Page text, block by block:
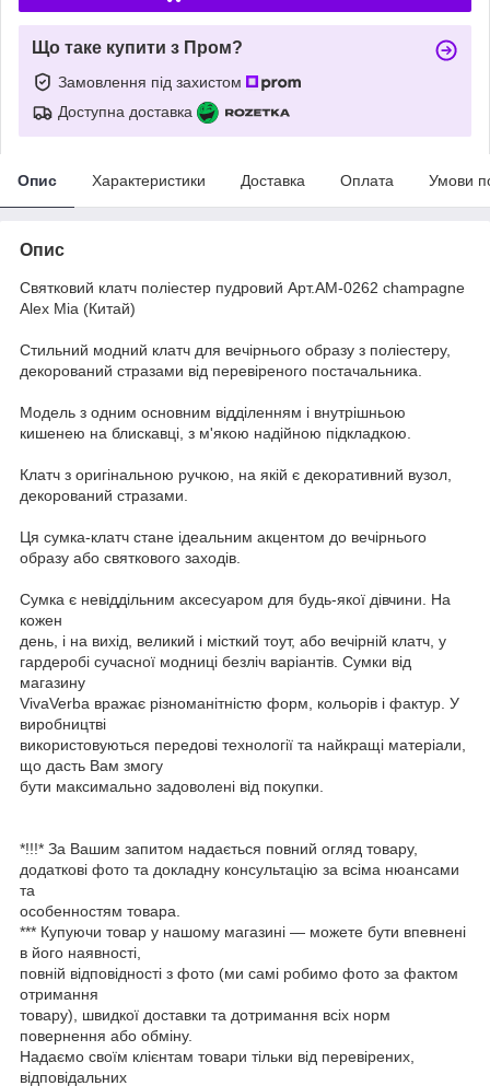
Що таке купити з Пром?
Замовлення під захистом
Доступна доставка
Опис Характеристики Доставка Оплата Умови
Опис
Святковий клатч поліестер пудровий Арт.AM-0262 champagne
Alex Mia (Китай)
Стильний модний клатч для вечірнього образу з поліестеру,
декорований стразами від перевіреного постачальника.
Модель з одним основним відділенням і внутрішньою
кишенею на блискавці, з м'якою надійною підкладкою.
Клатч з оригінальною ручкою, на якій є декоративний вузол,
декорований стразами.
Ця сумка-клатч стане ідеальним акцентом до вечірнього
образу або святкового заходів.
Сумка є невіддільним аксесуаром для будь-якої дівчини. На
кожен
день, і на вихід, великий і місткий тоут, або вечірній клатч, у
гардеробі сучасної модниці безліч варіантів. Сумки від
магазину
VivaVerba вражає різноманітністю форм, кольорів і фактур. У
виробництві
використовуються передові технології та найкращі матеріали,
що дасть Вам змогу
бути максимально задоволені від покупки.
*!!!* За Вашим запитом надається повний огляд товару,
додаткові фото та докладну консультацію за всіма нюансами
та
особенностям товара.
*** Купуючи товар у нашому магазині — можете бути впевнені
в його наявності,
повній відповідності з фото (ми самі робимо фото за фактом
отримання
товару), швидкої доставки та дотримання всіх норм
повернення або обміну.
Надаємо своїм клієнтам товари тільки від перевірених,
відповідальних